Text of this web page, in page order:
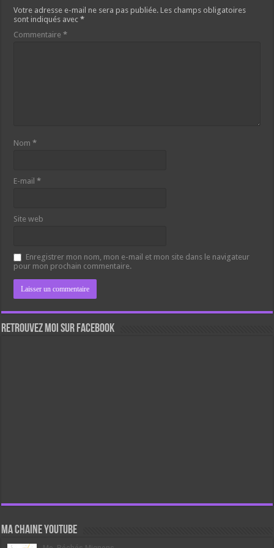
Votre adresse e-mail ne sera pas publiée. Les champs obligatoires
sont indiqués avec*
Commentaire*
Nom*
E-mail*
Site web
Enregistrer mon nom, mon e-mail et mon site dans le navigateur
pour mon prochain commentaire.
Retrouvez moi sur Facebook
Ma chaine Youtube